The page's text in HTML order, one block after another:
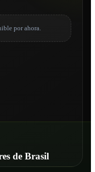
por ahora.
de Brasil